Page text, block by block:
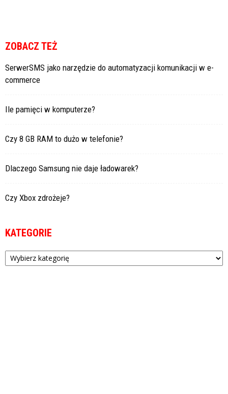
ZOBACZ TEŻ
SerwerSMS jako narzędzie do automatyzacji komunikacji w e-
commerce
Ile pamięci w komputerze?
Czy 8 GB RAM to dużo w telefonie?
Dlaczego Samsung nie daje ładowarek?
Czy Xbox zdrożeje?
KATEGORIE
Kategorie